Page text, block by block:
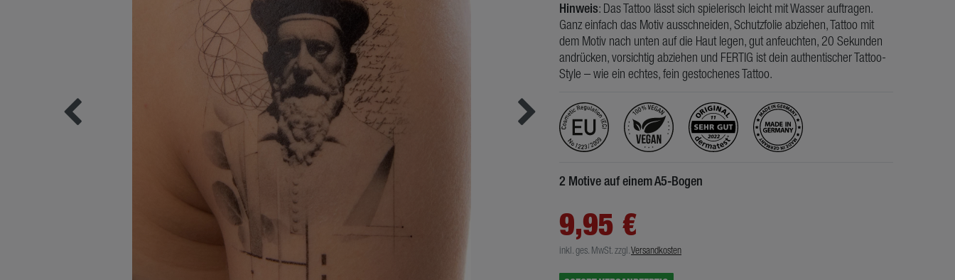
Hinweis: Das Tattoo lässt sich spielerisch leicht mit Wasser auftragen.
Ganz einfach das Motiv ausschneiden, Schutzfolie abziehen, Tattoo mit
dem Motiv nach unten auf die Haut legen, gut anfeuchten, 20 Sekunden
andrücken, vorsichtig abziehen und FERTIG ist dein authentischer Tattoo-
Style – wie ein echtes, fein gestochenes Tattoo.
2 Motive auf einem A5-Bogen
9,95 €
inkl. ges. MwSt.zzgl.Versandkosten